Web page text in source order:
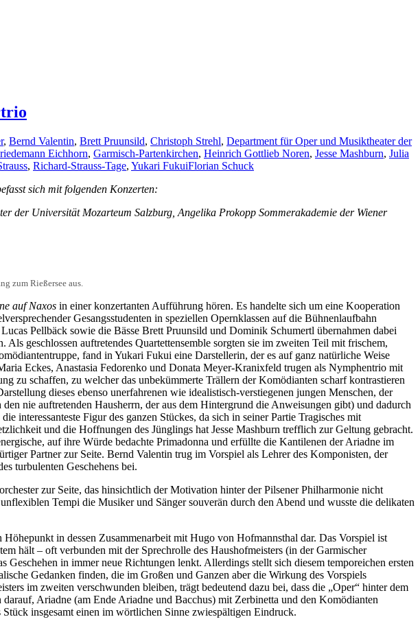
, Bernd Valentin, Brett Pruunsild, Christoph Strehl, Department für Oper und Musiktheater der
Eichhorn, Garmisch-Partenkirchen, Heinrich Gottlieb Noren, Jesse Mashburn, Julia
, Richard-Strauss-Tage, Yukari FukuiFlorian Schuck
sich mit folgenden Konzerten:
der Universität Mozarteum Salzburg, Angelika Prokopp Sommerakademie der Wiener
zum Rießersee aus.
auf Naxos in einer konzertanten Aufführung hören. Es handelte sich um eine Kooperation
Gesangsstudenten in speziellen Opernklassen auf die Bühnenlaufbahn
Pellbäck sowie die Bässe Brett Pruunsild und Dominik Schumertl übernahmen dabei
geschlossen auftretendes Quartettensemble sorgten sie im zweiten Teil mit frischem,
fand in Yukari Fukui eine Darstellerin, der es auf ganz natürliche Weise
Eckes, Anastasia Fedorenko und Donata Meyer-Kranixfeld trugen als Nymphentrio mit
zu schaffen, zu welcher das unbekümmerte Trällern der Komödianten scharf kontrastieren
dieses ebenso unerfahrenen wie idealistisch-verstiegenen jungen Menschen, der
nie auftretenden Hausherrn, der aus dem Hintergrund die Anweisungen gibt) und dadurch
Figur des ganzen Stückes, da sich in seiner Partie Tragisches mit
und die Hoffnungen des Jünglings hat Jesse Mashburn trefflich zur Geltung gebracht.
auf ihre Würde bedachte Primadonna und erfüllte die Kantilenen der Ariadne im
Partner zur Seite. Bernd Valentin trug im Vorspiel als Lehrer des Komponisten, der
turbulenten Geschehens bei.
zur Seite, das hinsichtlich der Motivation hinter der Pilsener Philharmonie nicht
Tempi die Musiker und Sänger souverän durch den Abend und wusste die delikaten
in dessen Zusammenarbeit mit Hugo von Hofmannsthal dar. Das Vorspiel ist
hält – oft verbunden mit der Sprechrolle des Haushofmeisters (in der Garmischer
in immer neue Richtungen lenkt. Allerdings stellt sich diesem temporeichen ersten
Gedanken finden, die im Großen und Ganzen aber die Wirkung des Vorspiels
im zweiten verschwunden bleiben, trägt bedeutend dazu bei, dass die „Oper“ hinter dem
Ariadne (am Ende Ariadne und Bacchus) mit Zerbinetta und den Komödianten
insgesamt einen im wörtlichen Sinne zwiespältigen Eindruck.